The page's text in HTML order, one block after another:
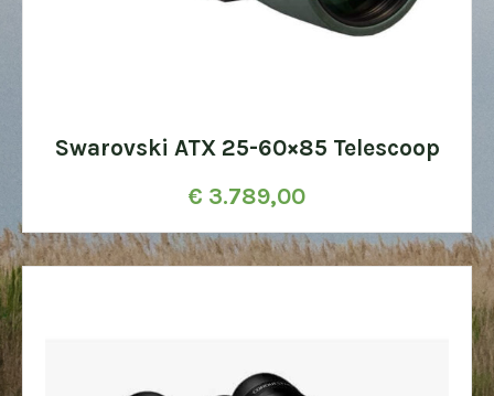
Swarovski ATX 25-60×85 Telescoop
€ 3.789,00